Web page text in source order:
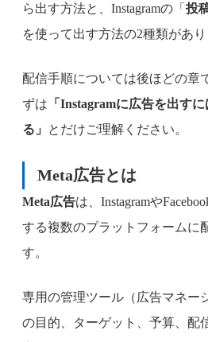
ら出す方法と、Instagramの「 投
を使って出す方法の2種類があり
配信手順については後ほどの章
ずは 「Instagramに広告を出す
る」
とだけご理解ください。
Meta広告とは
Meta広告は、Instagramや
する複数のプラットフォームに
す。
専用の管理ツール（広告マネー
の目的、ターゲット、予算、配